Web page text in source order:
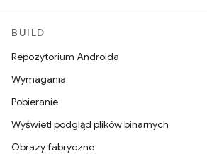
BUILD
Repozytorium Androida
Wymagania
Pobieranie
Wyświetl podgląd plików binarnych
Obrazy fabryczne